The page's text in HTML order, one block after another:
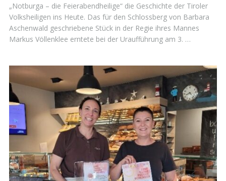
„Notburga – die Feierabendheilige“ die Geschichte der Tiroler
Volksheiligen ins Heute. Das für den Schlossberg von Barbara
Aschenwald geschriebene Stück in der Regie ihres Mannes
Markus Völlenklee erntete bei der Uraufführung am 3. …